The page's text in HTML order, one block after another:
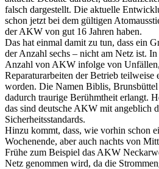
falsch dargestellt. Die aktuelle
schon jetzt bei dem gültigen
der AKW von gut 16 Jahren haben.
Das hat einmal damit zu tun, dass ein
der Anzahl sechs – nicht am Netz ist.
Anzahl von AKW infolge von
Reparaturarbeiten der Betrieb teilweise
worden. Die Namen Biblis,
dadurch traurige Berühmtheit erlangt.
das sind deutsche AKW mit angeblich
Sicherheitsstandards.
Hinzu kommt, dass, wie vorhin schon
Wochenende, aber auch nachts von
Frühe zum Beispiel das AKW
Netz genommen wird, da die